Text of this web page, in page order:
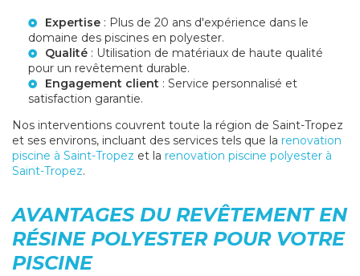
Expertise : Plus de 20 ans d'expérience dans le
domaine des piscines en polyester.
Qualité : Utilisation de matériaux de haute qualité
pour un revêtement durable.
Engagement client : Service personnalisé et
satisfaction garantie.
Nos interventions couvrent toute la région de Saint-Tropez
et ses environs, incluant des services tels que la renovation
piscine à Saint-Tropez et la renovation piscine polyester à
Saint-Tropez.
AVANTAGES DU REVÊTEMENT EN
RÉSINE POLYESTER POUR VOTRE
PISCINE